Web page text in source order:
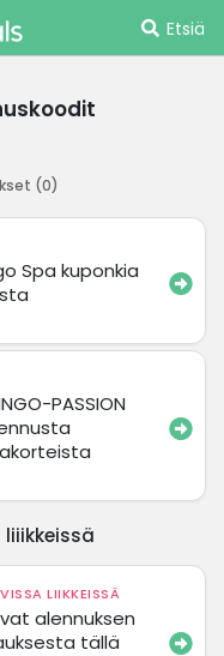
Etsiä
(0)
Spa kuponkia
PASSION
LIIKKEISSÄ
alennuksen
tällä